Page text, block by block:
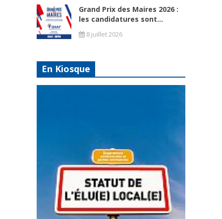
Grand Prix des Maires 2026 :
les candidatures sont...
8 juillet 2026
En Kiosque